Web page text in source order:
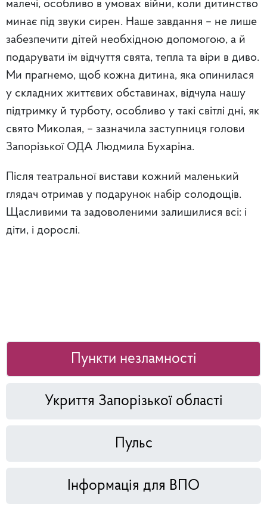
малечі, особливо в умовах війни, коли дитинство
минає під звуки сирен. Наше завдання – не лише
забезпечити дітей необхідною допомогою, а й
подарувати їм відчуття свята, тепла та віри в диво.
Ми прагнемо, щоб кожна дитина, яка опинилася
у складних життєвих обставинах, відчула нашу
підтримку й турботу, особливо у такі світлі дні, як
свято Миколая, – зазначила заступниця голови
Запорізької ОДА Людмила Бухаріна.
Після театральної вистави кожний маленький
глядач отримав у подарунок набір солодощів.
Щасливими та задоволеними залишилися всі: і
діти, і дорослі.
Пункти незламності
Укриття Запорізької області
Пульс
Інформація для ВПО